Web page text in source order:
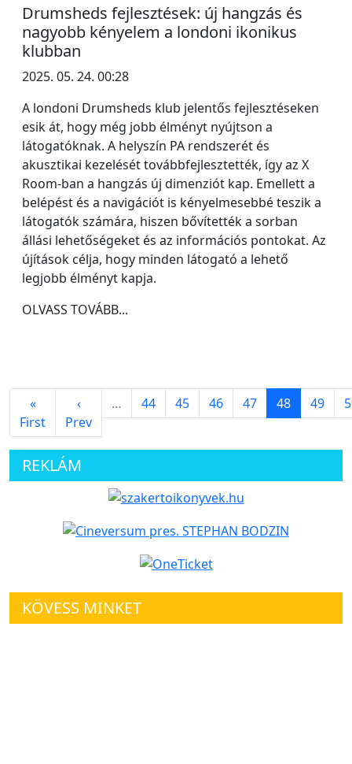
Drumsheds fejlesztések: új hangzás és
nagyobb kényelem a londoni ikonikus
klubban
2025. 05. 24. 00:28
A londoni Drumsheds klub jelentős fejlesztéseken
esik át, hogy még jobb élményt nyújtson a
látogatóknak. A helyszín PA rendszerét és
akusztikai kezelését továbbfejlesztették, így az X
Room-ban a hangzás új dimenziót kap. Emellett a
belépést és a navigációt is kényelmesebbé teszik a
látogatók számára, hiszen bővítették a sorban
állási lehetőségeket és az információs pontokat. Az
újítások célja, hogy minden látogató a lehető
legjobb élményt kapja.
OLVASS TOVÁBB...
«
First
‹
Prev
… 44 45 46 47 48 49
REKLÁM
KÖVESS MINKET